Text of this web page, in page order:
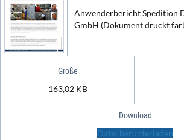
Anwenderbericht Spedition
GmbH (Dokument druckt
Größe
163,02 KB
Download
Datei herunterladen